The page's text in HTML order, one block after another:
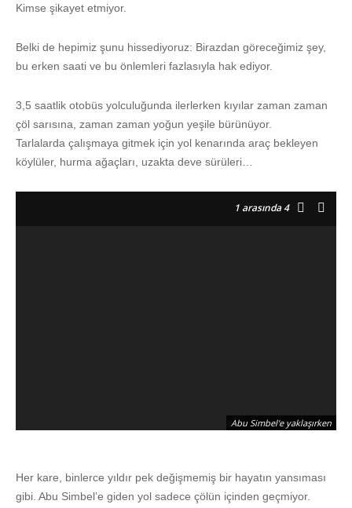
Kimse şikayet etmiyor.
Belki de hepimiz şunu hissediyoruz: Birazdan göreceğimiz şey,
bu erken saati ve bu önlemleri fazlasıyla hak ediyor.
3,5 saatlik otobüs yolculuğunda ilerlerken kıyılar zaman zaman
çöl sarısına, zaman zaman yoğun yeşile bürünüyor.
Tarlalarda çalışmaya gitmek için yol kenarında araç bekleyen
köylüler, hurma ağaçları, uzakta deve sürüleri…
1 arasında 4
Abu Simbel'e yaklaşırken
Her kare, binlerce yıldır pek değişmemiş bir hayatın yansıması
gibi. Abu Simbel’e giden yol sadece çölün içinden geçmiyor.